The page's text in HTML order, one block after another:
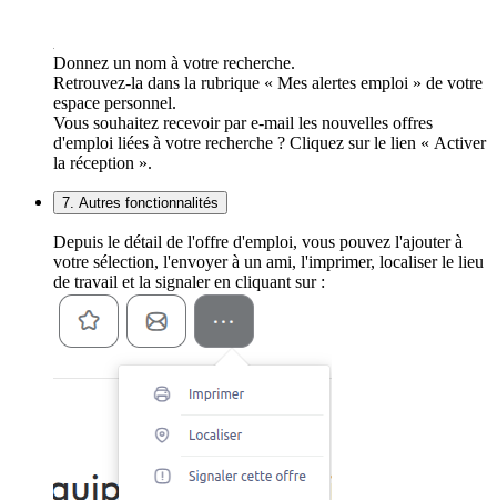
Donnez un nom à votre recherche.
Retrouvez-la dans la rubrique « Mes alertes emploi » de votre
espace personnel.
Vous souhaitez recevoir par e-mail les nouvelles offres
d'emploi liées à votre recherche ? Cliquez sur le lien « Activer
la réception ».
7. Autres fonctionnalités
Depuis le détail de l'offre d'emploi, vous pouvez l'ajouter à
votre sélection, l'envoyer à un ami, l'imprimer, localiser le lieu
de travail et la signaler en cliquant sur :